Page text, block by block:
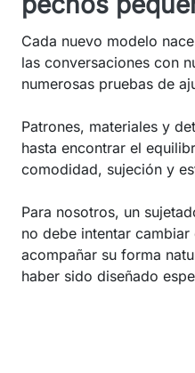
Cada nuevo modelo
las conversaciones con
numerosas pruebas de
Patrones, materiales y
hasta encontrar el
comodidad, sujeción y
Para nosotros, un
no debe intentar
acompañar su forma
haber sido diseñado